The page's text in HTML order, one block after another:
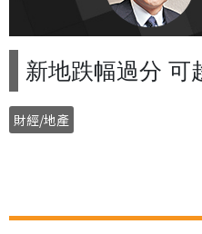
新地跌幅過分 可
財經/地產